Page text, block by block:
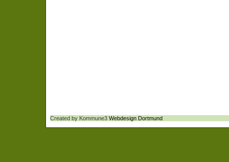
Created by Kommune3 Webdesign Dortmund